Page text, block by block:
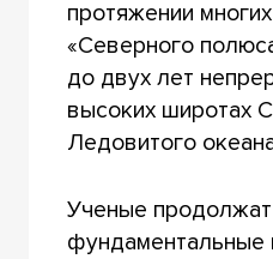
протяжении
«Северного
до двух лет
высоких широтах
Ледовитого
Ученые продолжат
фундаментальные